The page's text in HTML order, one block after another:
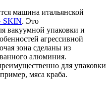
машина итальянской
SKIN. Это
вакуумной упаковки и
агрессивной
зона сделаны из
алюминия.
для упаковки
мяса краба.